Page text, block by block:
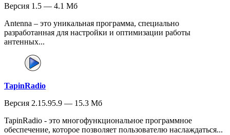
Версия 1.5 — 4.1 Мб
Antenna – это уникальная программа, специально
разработанная для настройки и оптимизации работы
антенных...
TapinRadio
Версия 2.15.95.9 — 15.3 Мб
TapinRadio - это многофункциональное программное
обеспечение, которое позволяет пользователю наслаждаться...